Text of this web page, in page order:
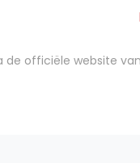
de officiële website